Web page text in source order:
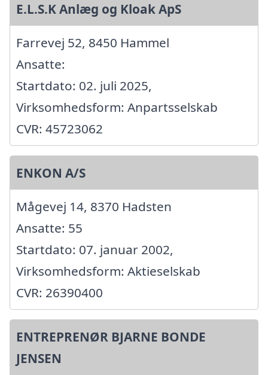
E.L.S.K Anlæg og Kloak ApS
Farrevej 52, 8450 Hammel
Ansatte:
Startdato: 02. juli 2025,
Virksomhedsform: Anpartsselskab
CVR: 45723062
ENKON A/S
Mågevej 14, 8370 Hadsten
Ansatte: 55
Startdato: 07. januar 2002,
Virksomhedsform: Aktieselskab
CVR: 26390400
ENTREPRENØR BJARNE BONDE
JENSEN